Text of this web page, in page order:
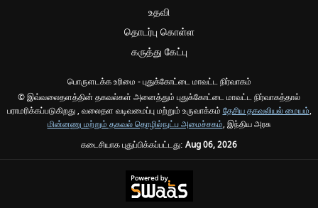
உதவி
தொடர்பு கொள்ள
கருத்து கேட்பு
பொருளடக்க உரிமை - புதுக்கோட்டை மாவட்ட நிர்வாகம்
© இவ்வலைதளத்தின் தகவல்கள் அனைத்தும் புதுக்கோட்டை மாவட்ட நிர்வாகத்தால்
பராமரிக்கப்படுகிறது , வலைதள வடிவமைப்பு மற்றும் உருவாக்கம் தேசிய தகவலியல் மையம்,
மின்னணு மற்றும் தகவல் தொழில்நுட்ப அமைச்சகம், இந்திய அரசு
கடைசியாக புதுப்பிக்கப்பட்டது: Aug 06, 2026